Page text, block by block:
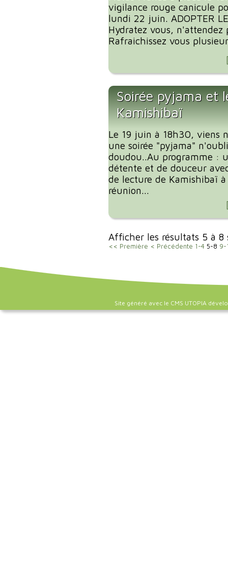
vigilance rouge canicule
lundi 22 juin. ADOPTER
Hydratez vous,
Rafraichissez vous
Soirée pyjama et
Kamishibaï
Le 19 juin à 18h30, viens
une soirée "pyjama"
doudou..Au programme :
détente et de douceur
de lecture de Kamishibaï
réunion...
Afficher les résultats 5 à
<< Première < Précédente 1-4 5-8 9-
Site généré avec le CMS UTOPIA